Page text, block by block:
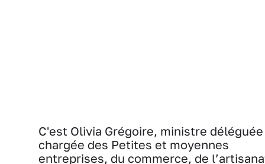
C'est Olivia Grégoire, ministre déléguée
chargée des Petites et moyennes
entreprises, du commerce, de